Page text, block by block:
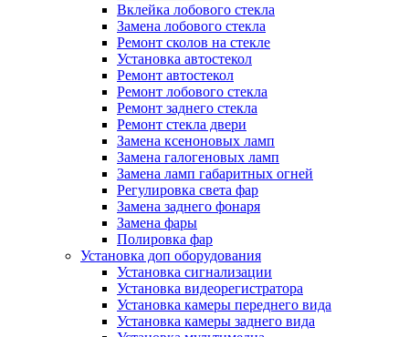
Вклейка лобового стекла
Замена лобового стекла
Ремонт сколов на стекле
Установка автостекол
Ремонт автостекол
Ремонт лобового стекла
Ремонт заднего стекла
Ремонт стекла двери
Замена ксеноновых ламп
Замена галогеновых ламп
Замена ламп габаритных огней
Регулировка света фар
Замена заднего фонаря
Замена фары
Полировка фар
Установка доп оборудования
Установка сигнализации
Установка видеорегистратора
Установка камеры переднего вида
Установка камеры заднего вида